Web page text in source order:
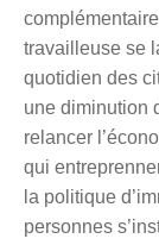
travailleuse se
quotidien des
une diminution
relancer
qui
la politique
personnes